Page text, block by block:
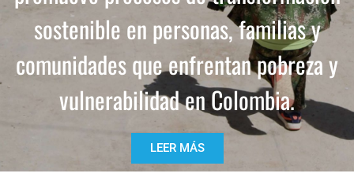
sostenible en personas, familias y
comunidades que enfrentan pobreza y
vulnerabilidad en Colombia.
LEER MÁS